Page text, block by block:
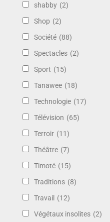
shabby (2)
Shop (2)
Société (88)
Spectacles (2)
Sport (15)
Tanawee (18)
Technologie (17)
Télévision (65)
Terroir (11)
Théâtre (7)
Timoté (15)
Traditions (8)
Travail (12)
Végétaux insolites (2)